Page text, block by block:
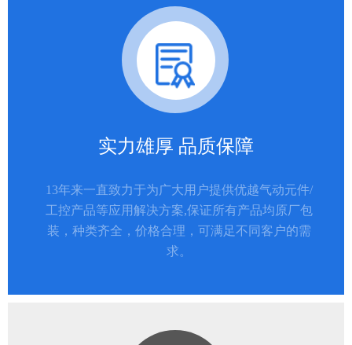
实力雄厚 品质保障
13年来一直致力于为广大用户提供优越气动元件/
工控产品等应用解决方案,保证所有产品均原厂包
装，种类齐全，价格合理，可满足不同客户的需
求。